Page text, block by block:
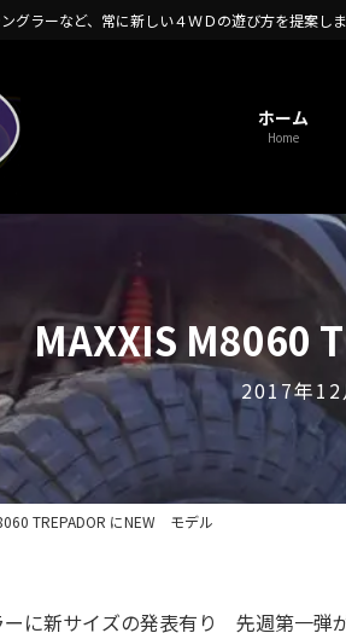
グラーなど、常に新しい４ＷＤの遊び方を提案し
ホーム
Home
MAXXIS M8060
2017年12
TREPADOR にNEW モデル
に新サイズの発表有り 先週第一弾